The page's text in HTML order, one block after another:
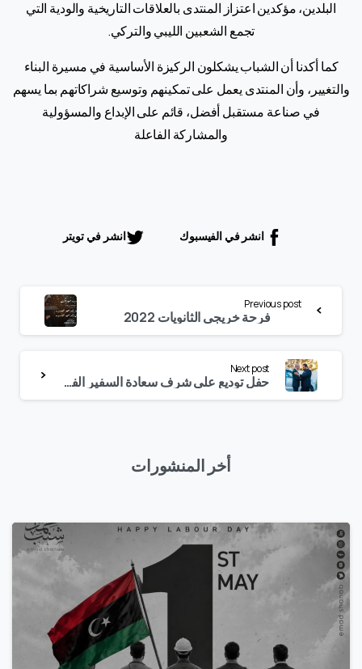
البلدين، مؤكدين اعتزاز المنتدى بالعلاقات التاريخية والودية التي
تجمع الشعبين الليبي والتركي.
كما أكدنا أن الشباب يشكلون الركيزة الأساسية في مسيرة البناء
والتغيير، وأن المنتدى يعمل على تمكينهم وتوسيع شراكاتهم بما يسهم
في صناعة مستقبل أفضل، قائم على الإبداع والمسؤولية
والمشاركة الفاعلة
انشر في الفيسبوك انشر في تويتر
متابعة
القراءة
Previous post
فرحة خريجي الثانويات 2022
Next post
حفل توديع على شرف سعادة السفير الفرنسي لدى ليبيا
أخر المنشورات
0